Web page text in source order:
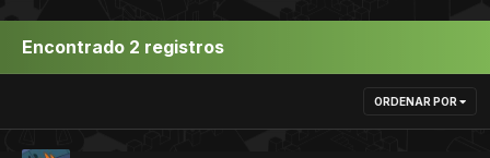
Encontrado 2 registros
ORDENAR POR